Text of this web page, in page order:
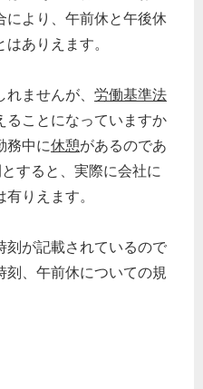
により、午前休と午後休
ありえます。
ませんが、 労働基準法
ることになっていますか
務中に休憩があるのであ
すると、実際に会社に
りえます。
刻が記載されているので
刻、午前休についての規
稿しますか？